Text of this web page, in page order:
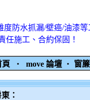
度防水抓漏/壁癌/油漆等
任施工、合約保固！
頁 ‧ move 論壇 ‧ 窗
：